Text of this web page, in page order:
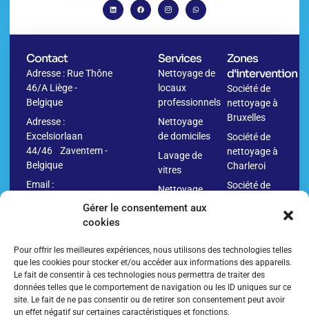
Gérer le consentement aux
cookies
Pour offrir les meilleures expériences, nous utilisons des technologies telles
que les cookies pour stocker et/ou accéder aux informations des appareils.
Le fait de consentir à ces technologies nous permettra de traiter des
données telles que le comportement de navigation ou les ID uniques sur ce
site. Le fait de ne pas consentir ou de retirer son consentement peut avoir
un effet négatif sur certaines caractéristiques et fonctions.
Contact
Adresse : Rue Thône
46/A Liège -
Belgique
Adresse :
Excelsiorlaan
44/46 Zaventem -
Belgique
Email :
280.10.09
Services
Nettoyage de
locaux
professionnels
Nettoyage
de domiciles
Lavage de
vitres
Nettoyage
avant
après
déménagement
Nettoyage
de
bâtiments
Zones
d'intervention
Société de
nettoyage à
Bruxelles
Société de
nettoyage à
Charleroi
Société de
nettoyage à
Anvers
Société de
nettoyage à
Liège